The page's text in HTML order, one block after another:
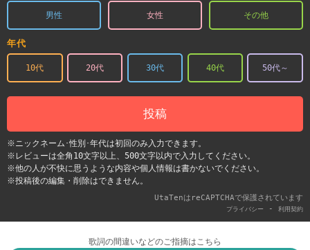
男性 女性 その他
年代
10代 20代 30代 40代 50代～
投稿
※ニックネーム･性別･年代は初回のみ入力できます。
※レビューは全角10文字以上、500文字以内で入力してください。
※他の人が不快に思うような内容や個人情報は書かないでください。
※投稿後の編集・削除はできません。
UtaTenはreCAPTCHAで保護されています
プライバシー - 利用契約
歌詞の間違いなどのご指摘はこちら